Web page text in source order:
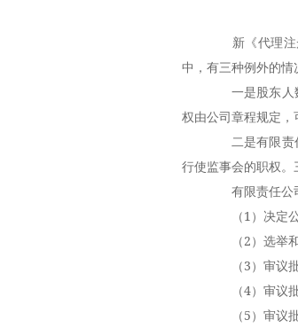
新《代理注
中，有三种例外的情
一是股东人数
权由公司章程规定，
二是有限责任
行使监事会的职权。
有限责任公司
（1）决定公
（2）选举和
（3）审议批
（4）审议批
（5）审议批